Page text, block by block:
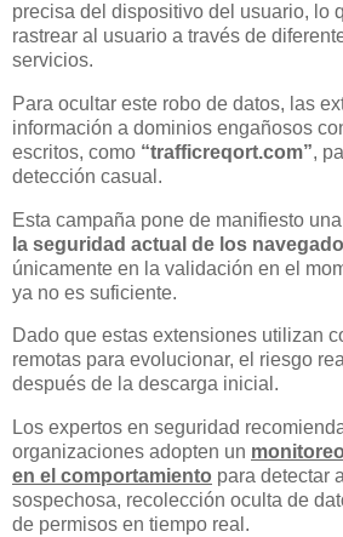
precisa del dispositivo del usuario, lo
rastrear al usuario a través de
servicios.
Para ocultar este robo de datos, las
información a dominios engañosos
escritos, como “trafficreqort.com”,
detección casual.
Esta campaña pone de manifiesto una
la seguridad actual de los
únicamente en la validación en el
ya no es suficiente.
Dado que estas extensiones utilizan
remotas para evolucionar, el riesgo
después de la descarga inicial.
Los expertos en seguridad
organizaciones adopten un
en el comportamiento para detectar
sospechosa, recolección oculta de
de permisos en tiempo real.